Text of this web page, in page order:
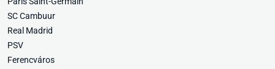
SC Cambuur
Real Madrid
PSV
Ferencváros